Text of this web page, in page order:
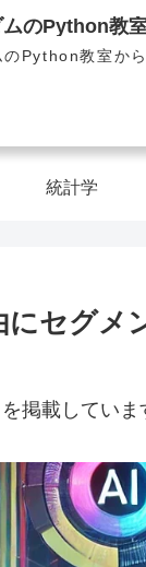
く学んで人生を切
ダムの
統計学
セグメ
掲載していま
ムのPython教
のPython教室か